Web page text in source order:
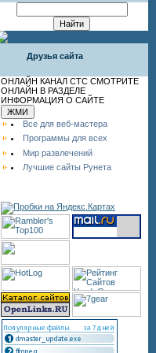
Друзья сайта
ОНЛАЙН КАНАЛ СТС СМОТРИТЕ
ОНЛАЙН В РАЗДЕЛЕ
ИНФОРМАЦИЯ О САЙТЕ
Все для веб-мастера
Программы для всех
Мир развлечений
Лучшие сайты Рунета